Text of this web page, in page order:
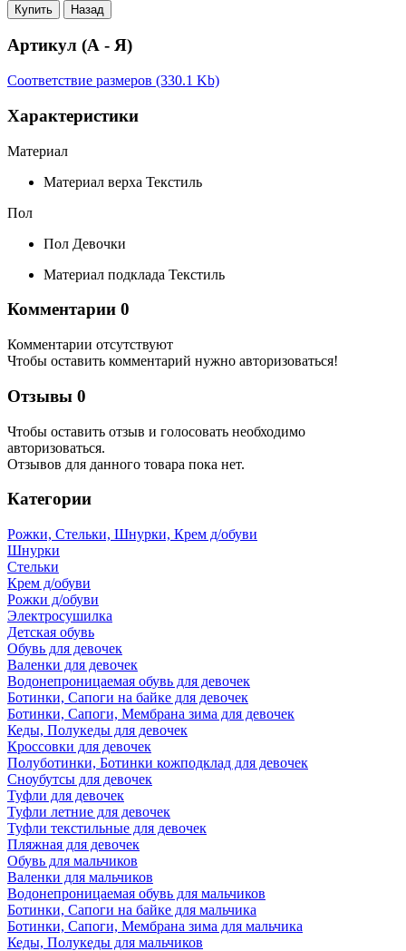
Купить Назад
Артикул (А - Я)
Соответствие размеров (330.1 Kb)
Характеристики
Материал
Материал верха Текстиль
Пол
Пол Девочки
Материал подклада Текстиль
Комментарии 0
Комментарии отсутствуют
Чтобы оставить комментарий нужно авторизоваться!
Отзывы 0
Чтобы оcтавить отзыв и голосовать необходимо
авторизоваться.
Отзывов для данного товара пока нет.
Категории
Рожки, Стельки, Шнурки, Крем д/обуви
Шнурки
Стельки
Крем д/обуви
Рожки д/обуви
Электросушилка
Детская обувь
Обувь для девочек
Валенки для девочек
Водонепроницаемая обувь для девочек
Ботинки, Сапоги на байке для девочек
Ботинки, Сапоги, Мембрана зима для девочек
Кеды, Полукеды для девочек
Кроссовки для девочек
Полуботинки, Ботинки кожподклад для девочек
Сноубутсы для девочек
Туфли для девочек
Туфли летние для девочек
Туфли текстильные для девочек
Пляжная для девочек
Обувь для мальчиков
Валенки для мальчиков
Водонепроницаемая обувь для мальчиков
Ботинки, Сапоги на байке для мальчика
Ботинки, Сапоги, Мембрана зима для мальчика
Кеды, Полукеды для мальчиков